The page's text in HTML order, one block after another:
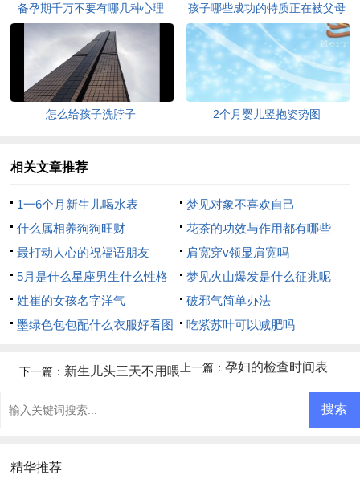
备孕期千万不要有哪几种心理
孩子哪些成功的特质正在被父母
消弱
怎么给孩子洗脖子 2个月婴儿竖抱姿势图
相关文章推荐
1一6个月新生儿喝水表
梦见对象不喜欢自己
什么属相养狗狗旺财
花茶的功效与作用都有哪些
最打动人心的祝福语朋友
肩宽穿v领显肩宽吗
5月是什么星座男生什么性格
梦见火山爆发是什么征兆呢
姓崔的女孩名字洋气
破邪气简单办法
墨绿色包包配什么衣服好看图
吃紫苏叶可以减肥吗
上一篇： 孕妇的检查时间表
下一篇： 新生儿头三天不用喂
精华推荐